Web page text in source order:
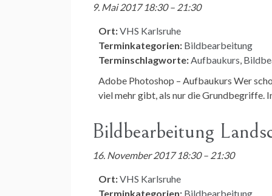
9. Mai 2017 18:30– 21:30
Ort:VHS Karlsruhe
Terminkategorien: Bildbearbeitung
Terminschlagworte:Aufbaukurs,
Adobe Photoshop – Aufbaukurs Wer
viel mehr gibt, als nur die Grundbegriffe.
Bildbearbeitung
16. November 2017 18:30– 21:30
Ort:VHS Karlsruhe
Terminkategorien: Bildbearbeitung